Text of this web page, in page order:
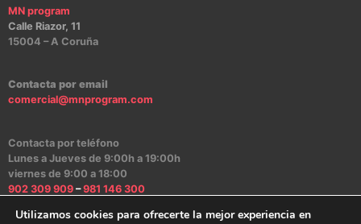
MN program
Calle Riazor, 11
15004 – A Coruña
Contacta por email
comercial@mnprogram.com
Contacta por teléfono
Lunes a Jueves de 9:00h a 19:00h
viernes de 9:00 a 18:00
902 309 909 –981 146 300
Utilizamos cookies para ofrecerte la mejor experiencia en